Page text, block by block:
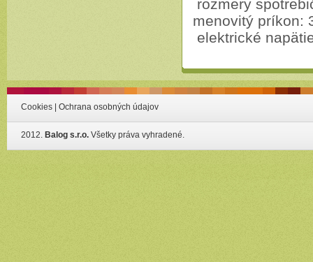
rozmery
menovitý príkon:
elektrické
Cookies Ochrana osobných údajov
2012. Balog s.r.o. Všetky práva vyhradené.